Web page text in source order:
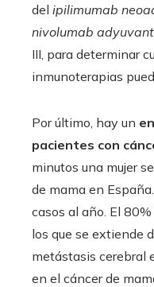
del ipilimumab
nivolumab
III, para determinar
inmunoterapias
Por último, hay un
pacientes con
minutos una mujer
de mama en
casos al año. El
los que se extiende
metástasis cerebral
en el cáncer de